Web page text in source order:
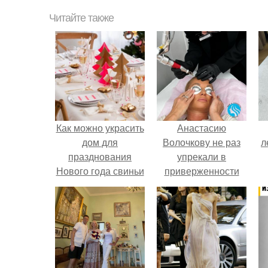
Читайте также
Как можно украсить
дом для
празднования
Нового года свиньи
Анастасию
Волочкову не раз
упрекали в
приверженности
устаревшим бьюти -
процедурам.